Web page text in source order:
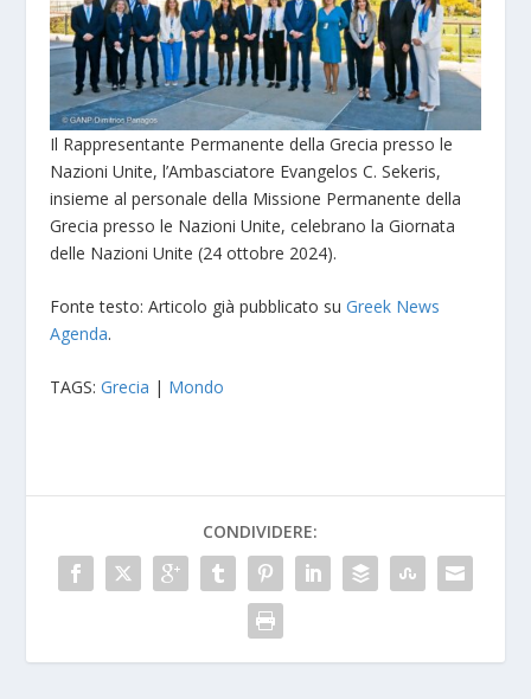
Il Rappresentante Permanente della Grecia presso le
Nazioni Unite, l’Ambasciatore Evangelos C. Sekeris,
insieme al personale della Missione Permanente della
Grecia presso le Nazioni Unite, celebrano la Giornata
delle Nazioni Unite (24 ottobre 2024).
Fonte testo: Articolo già pubblicato suGreek News
Agenda.
TAGS:Grecia | Mondo
CONDIVIDERE: